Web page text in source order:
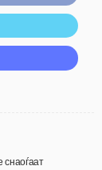
снаоѓаат